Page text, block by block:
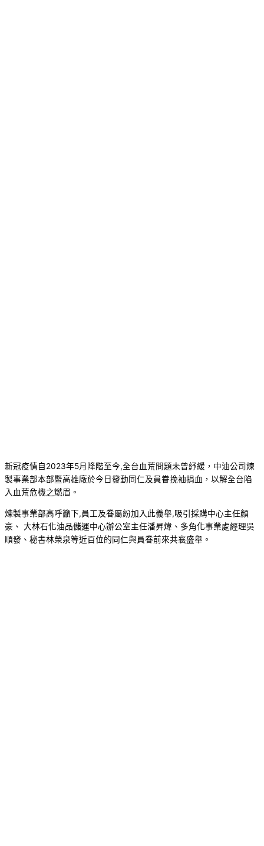
新冠疫情自2023年5月降階至今,全台血荒問題未曾紓緩，中油公司煉
製事業部本部暨高雄廠於今日發動同仁及員眷挽袖捐血，以解全台陷
入血荒危機之燃眉。
煉製事業部高呼籲下,員工及眷屬紛加入此義舉,吸引採購中心主任顏
豪、 大林石化油品儲運中心辦公室主任潘昇煒、多角化事業處經理吳
順發、秘書林榮泉等近百位的同仁與員眷前來共襄盛舉。